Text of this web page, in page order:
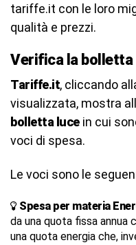
tariffe.it con le loro
qualità e prezzi.
Verifica la bolletta
Tariffe.it, cliccando
visualizzata, mostra
bolletta lucein cui
voci di spesa.
Le voci sono le
Spesa per materia
da una quota fissa annua
una quota energia che,